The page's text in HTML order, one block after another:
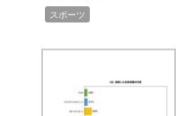
スポーツ